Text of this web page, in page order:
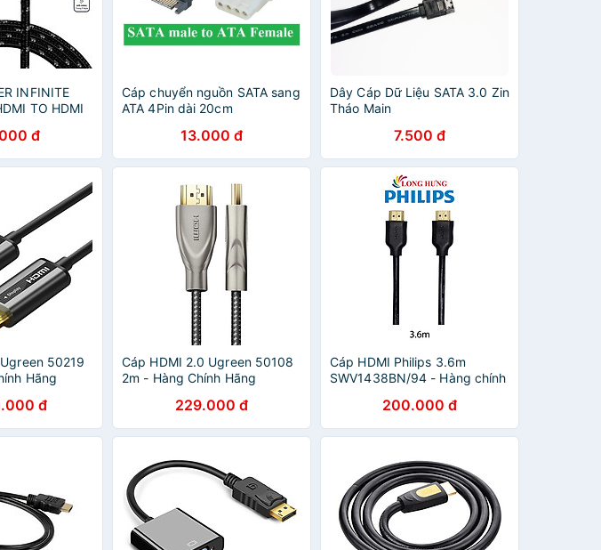
INFINITE
TO HDMI
Hàng Chính
đ
Cáp chuyển nguồn SATA sang
ATA 4Pin dài 20cm
13.000 đ
Dây Cáp Dữ Liệu SATA 3.0 Zin
Tháo Main
7.500 đ
50219
Hãng
đ
Cáp HDMI 2.0 Ugreen 50108
2m - Hàng Chính Hãng
229.000 đ
Cáp HDMI Philips 3.6m
SWV1438BN/94 - Hàng chính
200.000 đ